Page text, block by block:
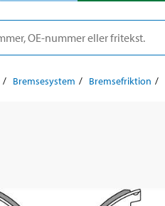
Bremsesystem Bremsefriktion